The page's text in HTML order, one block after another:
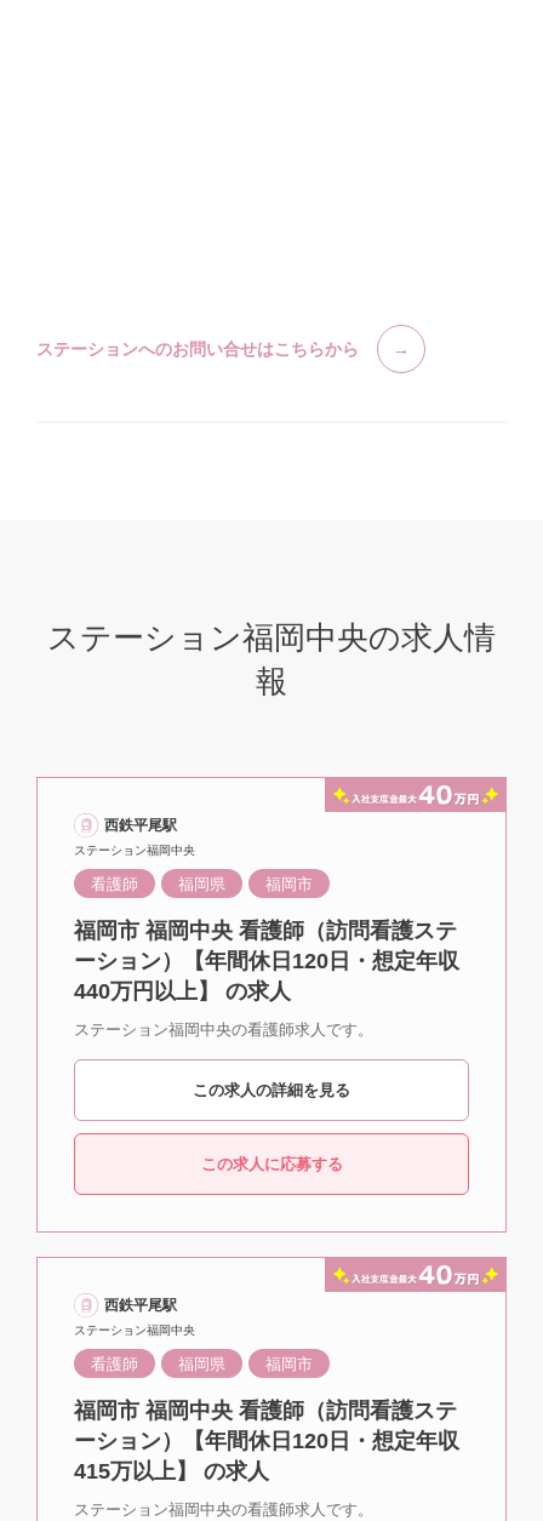
ステーションへのお問い合せはこちらから
ステーション福岡中央の求人情
報
西鉄平尾駅
ステーション福岡中央
看護師 福岡県 福岡市
福岡市 福岡中央 看護師（訪問看護ステ
ーション）【年間休日120日・想定年収
440万円以上】 の求人
ステーション福岡中央の看護師求人です。
この求人の詳細を見る
この求人に応募する
西鉄平尾駅
ステーション福岡中央
看護師 福岡県 福岡市
福岡市 福岡中央 看護師（訪問看護ステ
ーション）【年間休日120日・想定年収
415万以上】 の求人
ステーション福岡中央の看護師求人です。